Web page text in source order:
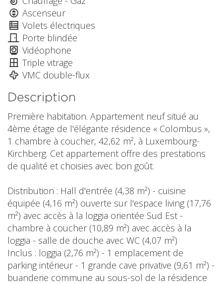
Ascenseur
Volets électriques
Porte blindée
Vidéophone
Triple vitrage
VMC double-flux
Description
Première habitation. Appartement neuf situé au
4ème étage de l'élégante résidence « Colombus »,
1 chambre à coucher, 42,62 m², à Luxembourg-
Kirchberg. Cet appartement offre des prestations
de qualité et choisies avec bon goût.
Distribution : Hall d'entrée (4,38 m²) - cuisine
équipée (4,16 m²) ouverte sur l'espace living (17,76
m²) avec accès à la loggia orientée Sud Est -
chambre à coucher (10,89 m²) avec accès à la
loggia - salle de douche avec WC (4,07 m²)
Inclus : loggia (2,76 m²) - 1 emplacement de
parking intérieur - 1 grande cave privative (9,61 m²) -
buanderie commune au sous-sol de la résidence